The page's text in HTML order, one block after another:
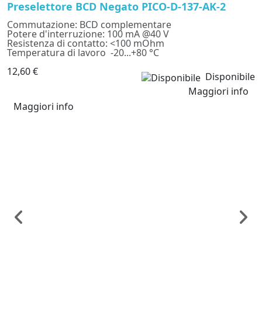
Preselettore BCD Negato PICO-D-137-AK-2
Commutazione: BCD complementare
Potere d'interruzione: 100 mA @40 V
Resistenza di contatto: <100 mOhm
Temperatura di lavoro -20...+80 °C
12,60 €
Disponibile
Maggiori info
Maggiori info